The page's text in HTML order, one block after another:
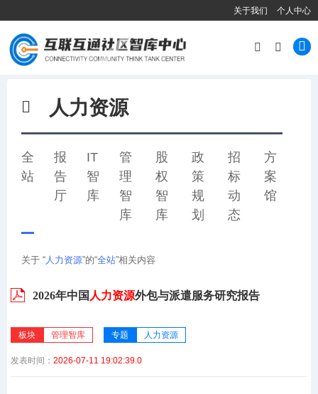
关于我们 个人中心
人力资源
全
站
报
告
厅
IT
智
库
管
理
智
库
股
权
智
库
政
策
规
划
招
标
动
态
方
案
馆
关于 “人力资源”的“全站”相关内容
2026年中国 人力资源外包与派遣服务研究报告
板块 管理智库 专题 人力资源
发表时间： 2026-07-11 19:02:39.0